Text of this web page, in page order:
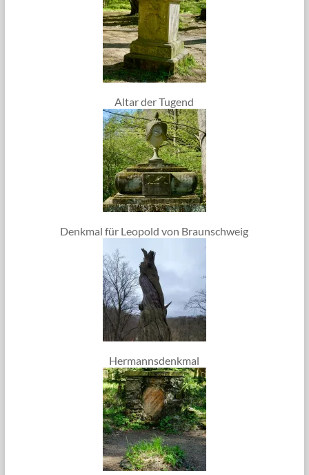
Altar der Tugend
Denkmal für Leopold von Braunschweig
Hermannsdenkmal